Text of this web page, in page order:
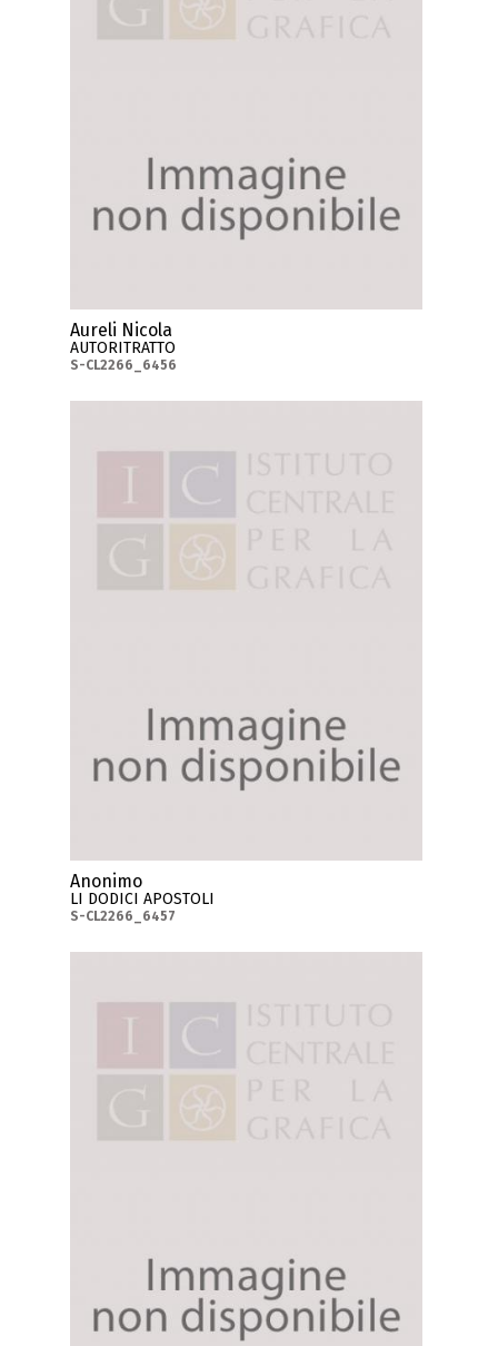
Aureli Nicola
AUTORITRATTO
S-CL2266_6456
Anonimo
LI DODICI APOSTOLI
S-CL2266_6457